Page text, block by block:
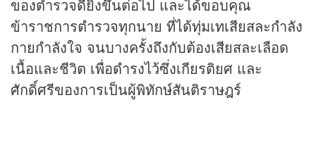
ของตำรวจดียิ่งขึ้นต่อไป และได้ขอบคุณ
ข้าราชการตำรวจทุกนาย ที่ได้ทุ่มเทเสียสละกำลัง
กายกำลังใจ จนบางครั้งถึงกับต้องเสียสละเลือด
เนื้อและชีวิต เพื่อดำรงไว้ซึ่งเกียรติยศ และ
ศักดิ์ศรีของการเป็นผู้พิทักษ์สันติราษฎร์